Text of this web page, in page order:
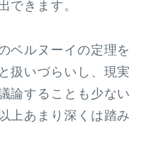
できます。
ベルヌーイの定理を
扱いづらいし、現実
論することも少ない
上あまり深くは踏み